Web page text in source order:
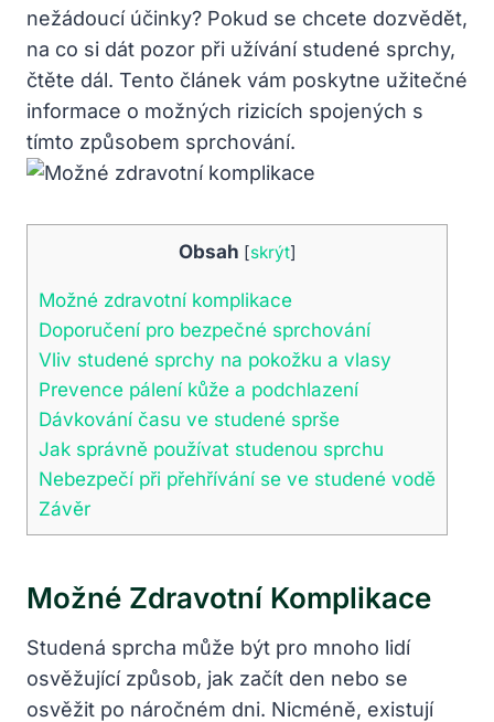
nežádoucí účinky? Pokud se chcete dozvědět,
na co si dát pozor při užívání studené sprchy,
čtěte dál. Tento článek vám poskytne užitečné
informace o možných rizicích spojených s
tímto způsobem sprchování.
Obsah [skrýt]
Možné zdravotní komplikace
Doporučení pro bezpečné sprchování
Vliv studené sprchy na pokožku a vlasy
Prevence pálení kůže a podchlazení
Dávkování času ve studené sprše
Jak správně používat studenou sprchu
Nebezpečí při přehřívání se ve studené vodě
Závěr
Možné Zdravotní Komplikace
Studená sprcha může být pro mnoho lidí
osvěžující způsob, jak začít den nebo se
osvěžit po náročném dni. Nicméně, existují